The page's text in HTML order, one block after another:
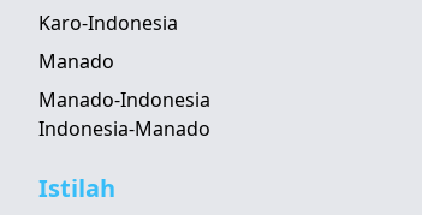
Karo-Indonesia
Manado
Manado-Indonesia
Indonesia-Manado
Istilah